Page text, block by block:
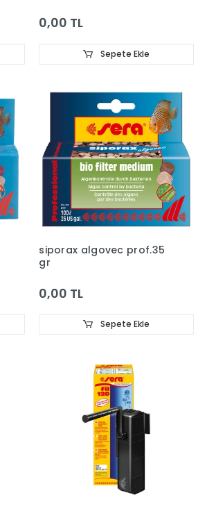
0,00 TL
Sepete Ekle
siporax algovec prof.35
gr
0,00 TL
Sepete Ekle